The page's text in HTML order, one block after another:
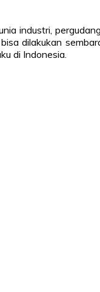
industri,
dilakukan
di Indonesia.